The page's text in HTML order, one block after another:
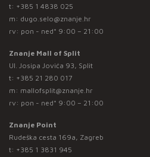
t: +385 1 4838 025
m: dugo.selo@znanje.hr
rv: pon - ned* 9:00 – 21:00
Znanje Mall of Split
Ul. Josipa Jovića 93, Split
t: +385 21 280 017
m: mallofsplit@znanje.hr
rv: pon - ned* 9:00 – 21:00
Znanje Point
Rudeška cesta 169a, Zagreb
t: +385 1 3831 945